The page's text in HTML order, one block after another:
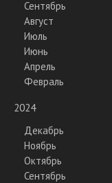
Сентябрь
Август
Июль
Июнь
Апрель
Февраль
2024
Декабрь
Ноябрь
Октябрь
Сентябрь